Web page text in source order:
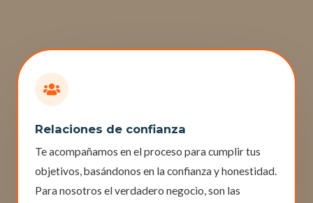
Relaciones de confianza
Te acompañamos en el proceso para cumplir tus
objetivos, basándonos en la confianza y honestidad.
Para nosotros el verdadero negocio, son las